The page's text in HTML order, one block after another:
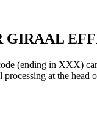
in XXX) can
at the head